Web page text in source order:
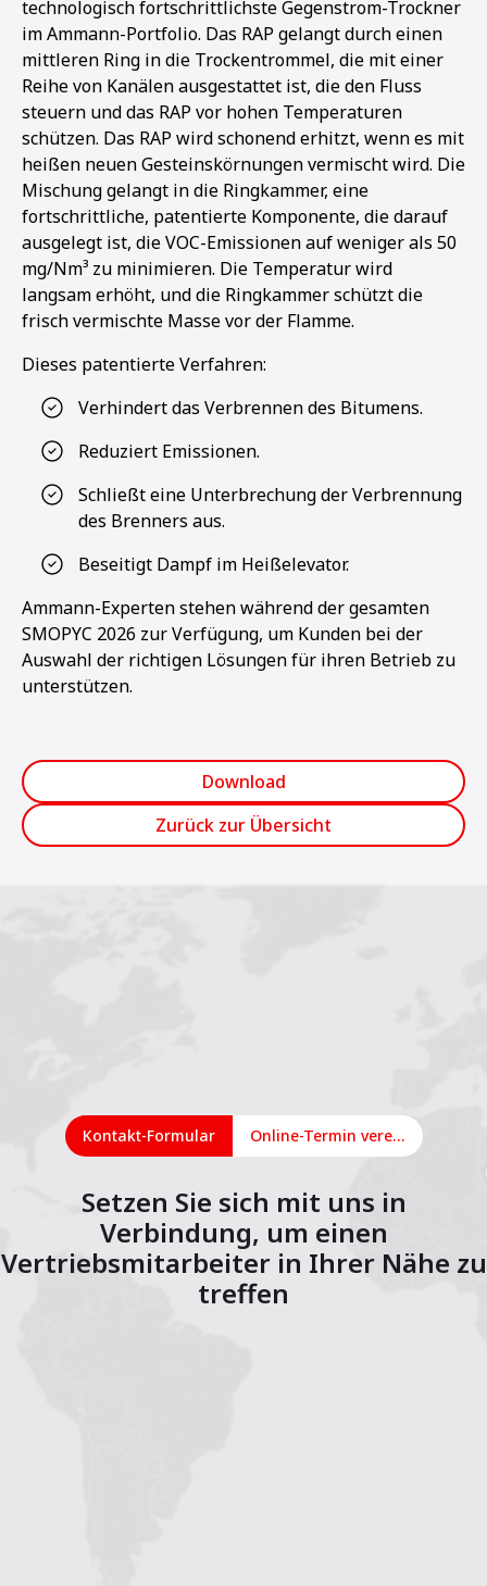
technologisch fortschrittlichste Gegenstrom-Trockner
im Ammann-Portfolio. Das RAP gelangt durch einen
mittleren Ring in die Trockentrommel, die mit einer
Reihe von Kanälen ausgestattet ist, die den Fluss
steuern und das RAP vor hohen Temperaturen
schützen. Das RAP wird schonend erhitzt, wenn es mit
heißen neuen Gesteinskörnungen vermischt wird. Die
Mischung gelangt in die Ringkammer, eine
fortschrittliche, patentierte Komponente, die darauf
ausgelegt ist, die VOC-Emissionen auf weniger als 50
mg/Nm³ zu minimieren. Die Temperatur wird
langsam erhöht, und die Ringkammer schützt die
frisch vermischte Masse vor der Flamme.
Dieses patentierte Verfahren:
Verhindert das Verbrennen des Bitumens.
Reduziert Emissionen.
Schließt eine Unterbrechung der Verbrennung
des Brenners aus.
Beseitigt Dampf im Heißelevator.
Ammann-Experten stehen während der gesamten
SMOPYC 2026 zur Verfügung, um Kunden bei der
Auswahl der richtigen Lösungen für ihren Betrieb zu
unterstützen.
Download
Zurück zur Übersicht
Kontakt-Formular Online-Termin vereinbaren
Setzen Sie sich mit uns in
Verbindung, um einen
Vertriebsmitarbeiter in Ihrer Nähe zu
treffen